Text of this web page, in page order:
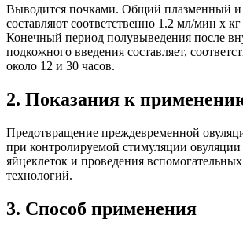
Выводится почками. Общий плазменный и
составляют соответственно 1.2 мл/мин х
Конечный период полувыведения после
подкожного введения составляет,
около 12 и 30 часов.
2. Показания к
Предотвращение преждевременной
при контролируемой стимуляции
яйцеклеток и проведения
технологий.
3. Способ применения